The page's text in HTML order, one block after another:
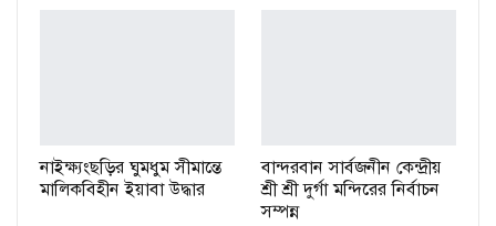
নাইক্ষ্যংছড়ির ঘুমধুম সীমান্তে
মালিকবিহীন ইয়াবা উদ্ধার
বান্দরবান সার্বজনীন কেন্দ্রীয়
শ্রী শ্রী দুর্গা মন্দিরের নির্বাচন
সম্পন্ন